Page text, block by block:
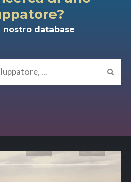
nostro database